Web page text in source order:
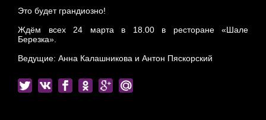
Это будет грандиозно!
Ждём всех 24 марта в 18.00 в ресторане «Шале
Березка».
Ведущие: Анна Калашникова и Антон Пяскорский